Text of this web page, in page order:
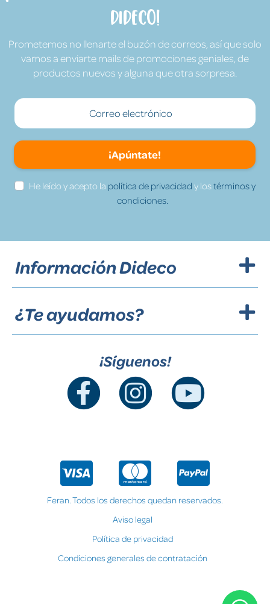
Dideco!
Prometemos no llenarte el buzón de correos, así que solo
vamos a enviarte mails de promociones geniales, de
productos nuevos y alguna que otra sorpresa.
¡Apúntate!
He leído y acepto la política de privacidad y lostérminos y
condiciones.
Información Dideco
¿Te ayudamos?
¡Síguenos!
Feran. Todos los derechos quedan reservados.
Aviso legal
Política de privacidad
Condiciones generales de contratación